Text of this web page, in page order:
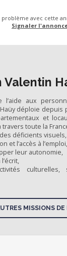
problème avec cette
Signaler
Valentin
l’aide aux
déploie depuis
et
travers toute la
déficients visuels,
et l’accès à l’emploi,
leur autonomie,
MISSIONS